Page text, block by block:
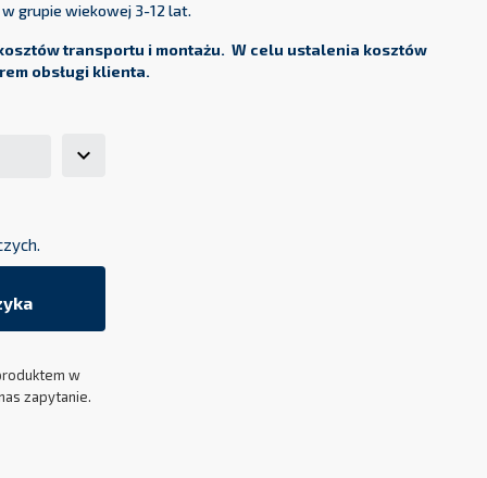
grupie wiekowej 3-12 lat.
transportu i montażu. W celu ustalenia kosztów
obsługi klienta.
w
zapytanie.